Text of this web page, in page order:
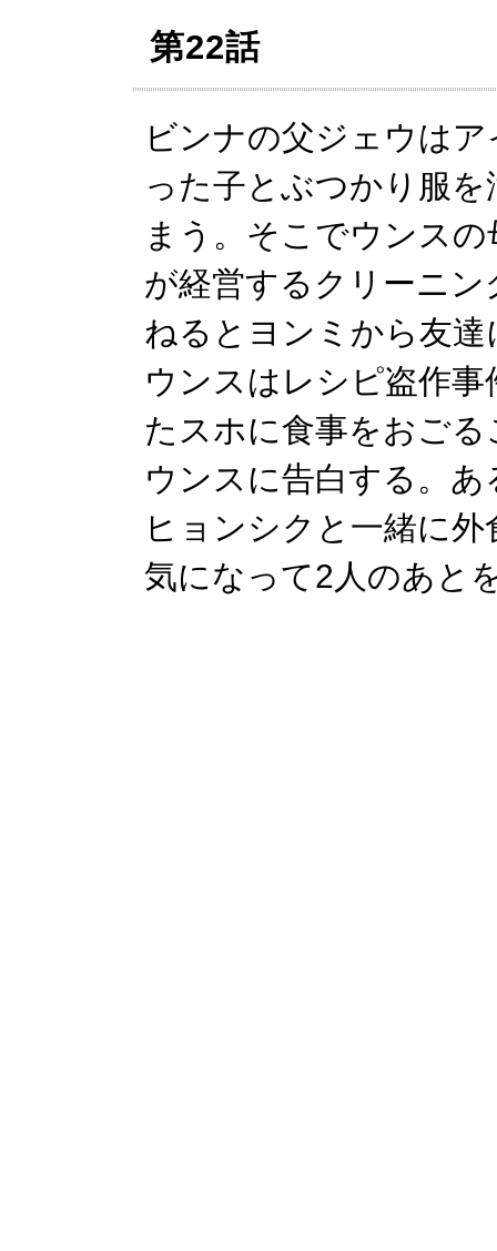
第22話
ビンナの父ジェウは
った子とぶつかり服を
まう。そこでウンス
が経営するクリーニン
ねるとヨンミから友
ウンスはレシピ盗作
たスホに食事をおご
ウンスに告白する。
ヒョンシクと一緒に
気になって2人のあと